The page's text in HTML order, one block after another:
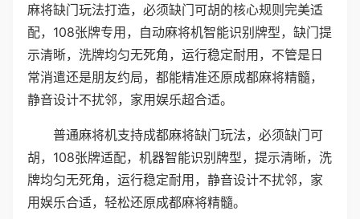
麻将缺门玩法打造，必须缺门可胡的核心规则完美适
配，108张牌专用，自动麻将机智能识别牌型，缺门提
示清晰，洗牌均匀无死角，运行稳定耐用，不管是日
常消遣还是朋友约局，都能精准还原成都麻将精髓，
静音设计不扰邻，家用娱乐超合适。
普通麻将机支持成都麻将缺门玩法，必须缺门可
胡，108张牌适配，机器智能识别牌型，提示清晰，洗
牌均匀无死角，运行稳定耐用，静音设计不扰邻，家
用娱乐合适，轻松还原成都麻将精髓。